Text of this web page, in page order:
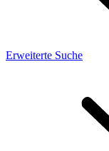
Erweiterte Suche